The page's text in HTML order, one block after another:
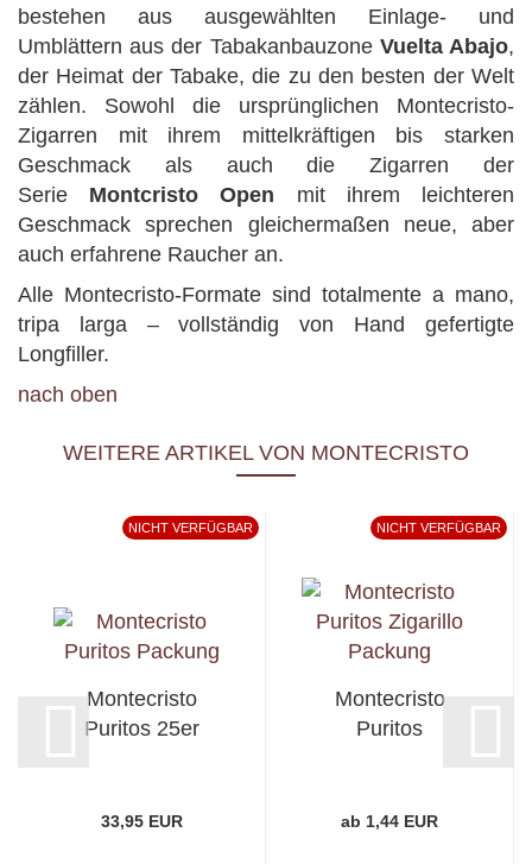
bestehen aus ausgewählten Einlage- und
Umblättern aus der Tabakanbauzone Vuelta Abajo,
der Heimat der Tabake, die zu den besten der Welt
zählen. Sowohl die ursprünglichen Montecristo-
Zigarren mit ihrem mittelkräftigen bis starken
Geschmack als auch die Zigarren der
Serie Montcristo Open mit ihrem leichteren
Geschmack sprechen gleichermaßen neue, aber
auch erfahrene Raucher an.
Alle Montecristo-Formate sind totalmente a mano,
tripa larga – vollständig von Hand gefertigte
Longfiller.
nach oben
WEITERE ARTIKEL VON MONTECRISTO
NICHT VERFÜGBAR
Montecristo
Puritos 25er
33,95 EUR
NICHT VERFÜGBAR
Montecristo
Puritos
ab 1,44 EUR